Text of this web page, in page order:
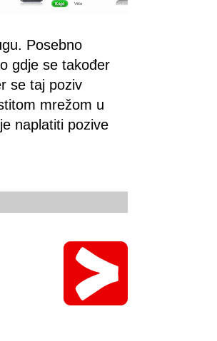
Posebno
gdje se također
se taj poziv
mrežom u
naplatiti pozive